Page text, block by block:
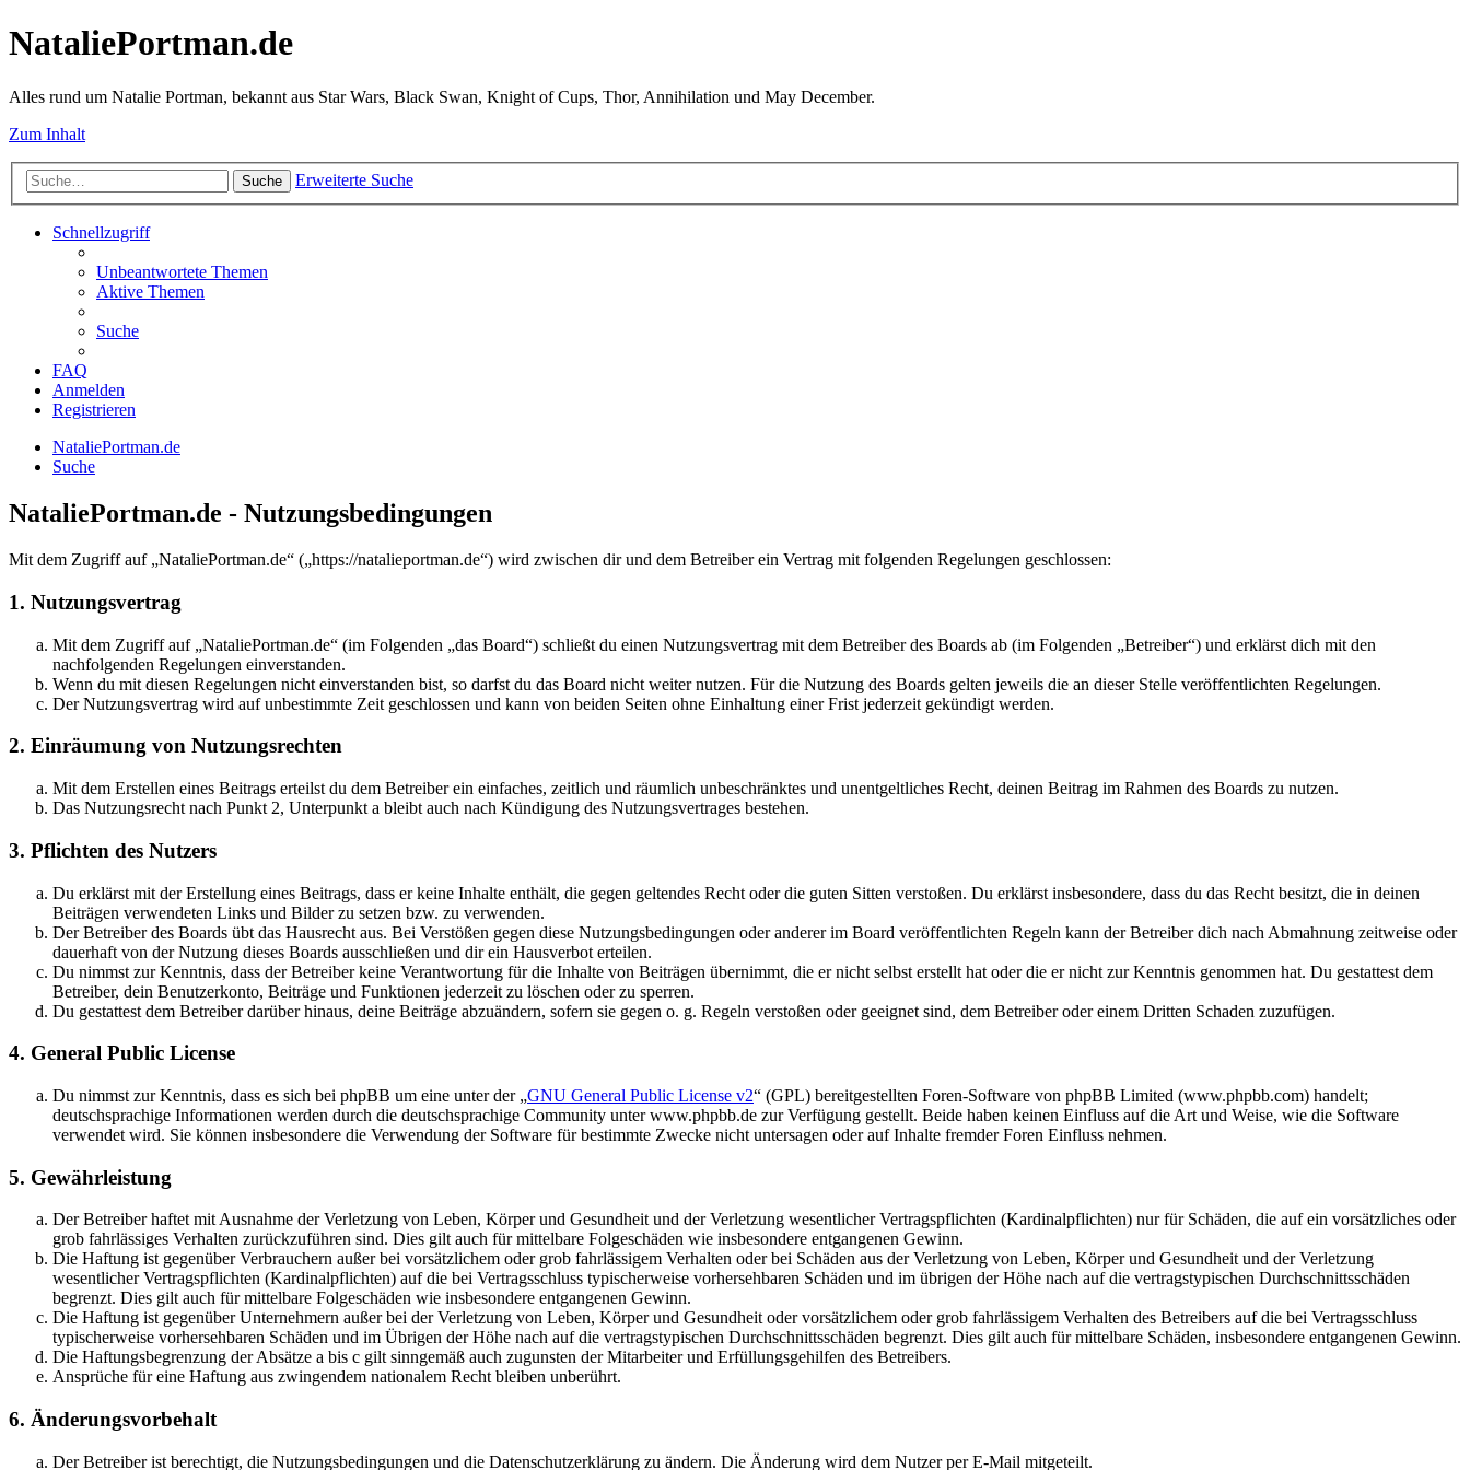
NataliePortman.de
Alles rund um Natalie Portman, bekannt aus Star Wars, Black Swan, Knight of Cups, Thor, Annihilation und May December.
Zum Inhalt
Suche Erweiterte Suche
Schnellzugriff
Unbeantwortete Themen
Aktive Themen
Suche
FAQ
Anmelden
Registrieren
NataliePortman.de
Suche
NataliePortman.de - Nutzungsbedingungen
Mit dem Zugriff auf „NataliePortman.de“ („https://natalieportman.de“) wird zwischen dir und dem Betreiber ein Vertrag mit folgenden Regelungen geschlossen:
1. Nutzungsvertrag
Mit dem Zugriff auf „NataliePortman.de“ (im Folgenden „das Board“) schließt du einen Nutzungsvertrag mit dem Betreiber des Boards ab (im Folgenden „Betreiber“) und erklärst dich mit den
nachfolgenden Regelungen einverstanden.
Wenn du mit diesen Regelungen nicht einverstanden bist, so darfst du das Board nicht weiter nutzen. Für die Nutzung des Boards gelten jeweils die an dieser Stelle veröffentlichten Regelungen.
Der Nutzungsvertrag wird auf unbestimmte Zeit geschlossen und kann von beiden Seiten ohne Einhaltung einer Frist jederzeit gekündigt werden.
2. Einräumung von Nutzungsrechten
Mit dem Erstellen eines Beitrags erteilst du dem Betreiber ein einfaches, zeitlich und räumlich unbeschränktes und unentgeltliches Recht, deinen Beitrag im Rahmen des Boards zu nutzen.
Das Nutzungsrecht nach Punkt 2, Unterpunkt a bleibt auch nach Kündigung des Nutzungsvertrages bestehen.
3. Pflichten des Nutzers
Du erklärst mit der Erstellung eines Beitrags, dass er keine Inhalte enthält, die gegen geltendes Recht oder die guten Sitten verstoßen. Du erklärst insbesondere, dass du das Recht besitzt, die in deinen
Beiträgen verwendeten Links und Bilder zu setzen bzw. zu verwenden.
Der Betreiber des Boards übt das Hausrecht aus. Bei Verstößen gegen diese Nutzungsbedingungen oder anderer im Board veröffentlichten Regeln kann der Betreiber dich nach Abmahnung zeitweise oder
dauerhaft von der Nutzung dieses Boards ausschließen und dir ein Hausverbot erteilen.
Du nimmst zur Kenntnis, dass der Betreiber keine Verantwortung für die Inhalte von Beiträgen übernimmt, die er nicht selbst erstellt hat oder die er nicht zur Kenntnis genommen hat. Du gestattest dem
Betreiber, dein Benutzerkonto, Beiträge und Funktionen jederzeit zu löschen oder zu sperren.
Du gestattest dem Betreiber darüber hinaus, deine Beiträge abzuändern, sofern sie gegen o. g. Regeln verstoßen oder geeignet sind, dem Betreiber oder einem Dritten Schaden zuzufügen.
4. General Public License
Du nimmst zur Kenntnis, dass es sich bei phpBB um eine unter der „GNU General Public License v2“ (GPL) bereitgestellten Foren-Software von phpBB Limited (www.phpbb.com) handelt;
deutschsprachige Informationen werden durch die deutschsprachige Community unter www.phpbb.de zur Verfügung gestellt. Beide haben keinen Einfluss auf die Art und Weise, wie die Software
verwendet wird. Sie können insbesondere die Verwendung der Software für bestimmte Zwecke nicht untersagen oder auf Inhalte fremder Foren Einfluss nehmen.
5. Gewährleistung
Der Betreiber haftet mit Ausnahme der Verletzung von Leben, Körper und Gesundheit und der Verletzung wesentlicher Vertragspflichten (Kardinalpflichten) nur für Schäden, die auf ein vorsätzliches oder
grob fahrlässiges Verhalten zurückzuführen sind. Dies gilt auch für mittelbare Folgeschäden wie insbesondere entgangenen Gewinn.
Die Haftung ist gegenüber Verbrauchern außer bei vorsätzlichem oder grob fahrlässigem Verhalten oder bei Schäden aus der Verletzung von Leben, Körper und Gesundheit und der Verletzung
wesentlicher Vertragspflichten (Kardinalpflichten) auf die bei Vertragsschluss typischerweise vorhersehbaren Schäden und im übrigen der Höhe nach auf die vertragstypischen Durchschnittsschäden
begrenzt. Dies gilt auch für mittelbare Folgeschäden wie insbesondere entgangenen Gewinn.
Die Haftung ist gegenüber Unternehmern außer bei der Verletzung von Leben, Körper und Gesundheit oder vorsätzlichem oder grob fahrlässigem Verhalten des Betreibers auf die bei Vertragsschluss
typischerweise vorhersehbaren Schäden und im Übrigen der Höhe nach auf die vertragstypischen Durchschnittsschäden begrenzt. Dies gilt auch für mittelbare Schäden, insbesondere entgangenen Gewinn.
Die Haftungsbegrenzung der Absätze a bis c gilt sinngemäß auch zugunsten der Mitarbeiter und Erfüllungsgehilfen des Betreibers.
Ansprüche für eine Haftung aus zwingendem nationalem Recht bleiben unberührt.
6. Änderungsvorbehalt
Der Betreiber ist berechtigt, die Nutzungsbedingungen und die Datenschutzerklärung zu ändern. Die Änderung wird dem Nutzer per E-Mail mitgeteilt.